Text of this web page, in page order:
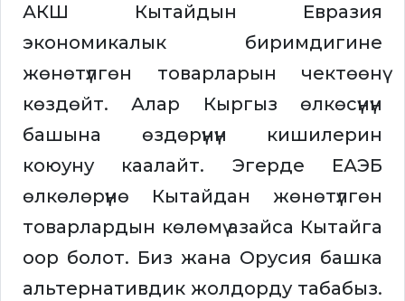
АКШ Кытайдын Евразия
экономикалык биримдигине
жөнөтүлгөн товарларын чектөөнү
көздөйт. Алар Кыргыз өлкөсүнүн
башына өздөрүнүн кишилерин
коюуну каалайт. Эгерде ЕАЭБ
өлкөлөрүнө Кытайдан жөнөтүлгөн
товарлардын көлөмү азайса Кытайга
оор болот. Биз жана Орусия башка
альтернативдик жолдорду табабыз.